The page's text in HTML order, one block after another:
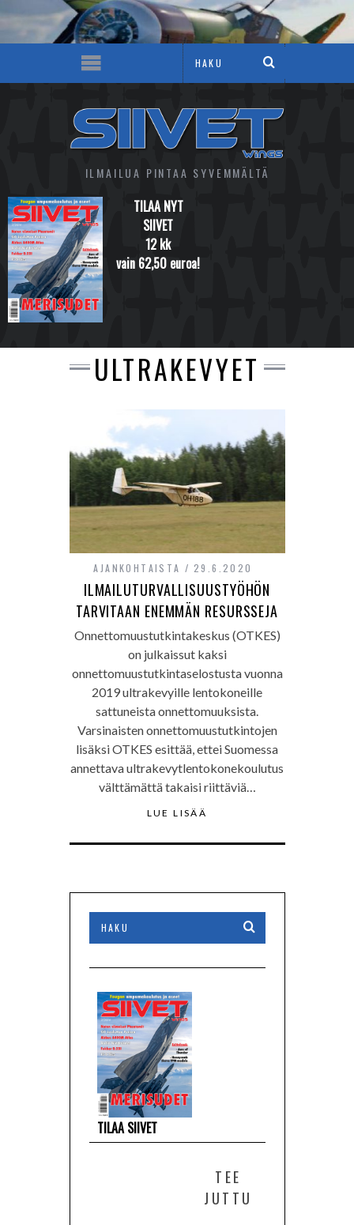
ILMAILUA PINTAA SYVEMMÄLTÄ
TILAA NYT
SIIVET
12 kk
vain 62,50 euroa!
ULTRAKEVYET
AJANKOHTAISTA 29.6.2020
ILMAILUTURVALLISUUSTYÖHÖN
TARVITAAN ENEMMÄN RESURSSEJA
Onnettomuustutkintakeskus (OTKES)
on julkaissut kaksi
onnettomuustutkintaselostusta vuonna
2019 ultrakevyille lentokoneille
sattuneista onnettomuuksista.
Varsinaisten onnettomuustutkintojen
lisäksi OTKES esittää, ettei Suomessa
annettava ultrakevytlento­konekoulutus
välttämättä takaisi riittäviä…
LUE LISÄÄ
TILAA SIIVET
TEE
JUTTU